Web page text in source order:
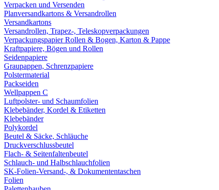
Verpacken und Versenden
Planversandkartons & Versandrollen
Versandkartons
Versandrollen, Trapez-, Teleskopverpackungen
Verpackungspapier Rollen & Bogen, Karton & Pappe
Kraftpapiere, Bögen und Rollen
Seidenpapiere
Graupappen, Schrenzpapiere
Polstermaterial
Packseiden
Wellpappen C
Luftpolster- und Schaumfolien
Klebebänder, Kordel & Etiketten
Klebebänder
Polykordel
Beutel & Säcke, Schläuche
Druckverschlussbeutel
Flach- & Seitenfaltenbeutel
Schlauch- und Halbschlauchfolien
SK-Folien-Versand-, & Dokumententaschen
Folien